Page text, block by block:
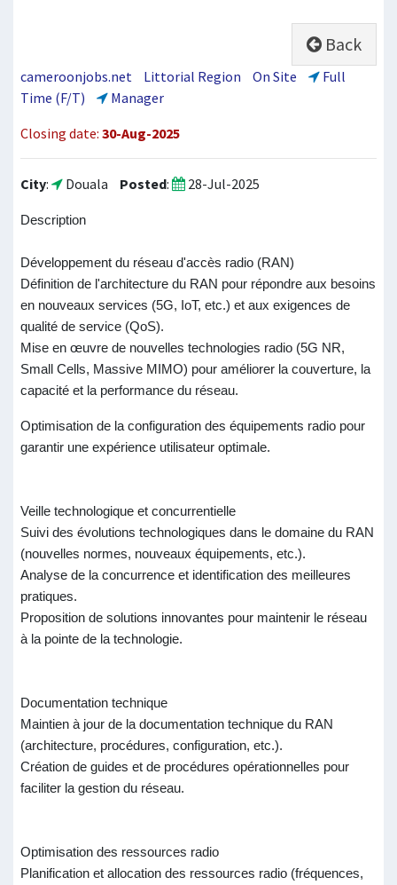
Back
cameroonjobs.net Littorial Region On Site
Full
Time (F/T)
Manager
Closing date:30-Aug-2025
City: Douala Posted: 28-Jul-2025
Description
Développement du réseau d'accès radio (RAN)
Définition de l'architecture du RAN pour répondre aux besoins
en nouveaux services (5G, IoT, etc.) et aux exigences de
qualité de service (QoS).
Mise en œuvre de nouvelles technologies radio (5G NR,
Small Cells, Massive MIMO) pour améliorer la couverture, la
capacité et la performance du réseau.
Optimisation de la configuration des équipements radio pour
garantir une expérience utilisateur optimale.
Veille technologique et concurrentielle
Suivi des évolutions technologiques dans le domaine du RAN
(nouvelles normes, nouveaux équipements, etc.).
Analyse de la concurrence et identification des meilleures
pratiques.
Proposition de solutions innovantes pour maintenir le réseau
à la pointe de la technologie.
Documentation technique
Maintien à jour de la documentation technique du RAN
(architecture, procédures, configuration, etc.).
Création de guides et de procédures opérationnelles pour
faciliter la gestion du réseau.
Optimisation des ressources radio
Planification et allocation des ressources radio (fréquences,